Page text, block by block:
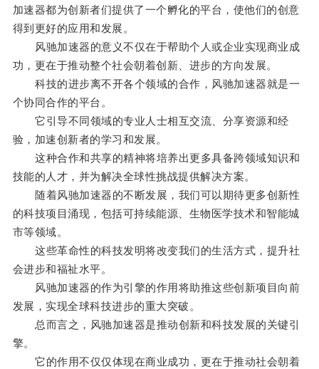
加速器都为创新者们提供了一个孵化的平台，使他们的创意
得到更好的应用和发展。
风驰加速器的意义不仅在于帮助个人或企业实现商业成
功，更在于推动整个社会朝着创新、进步的方向发展。
科技的进步离不开各个领域的合作，风驰加速器就是一
个协同合作的平台。
它引导不同领域的专业人士相互交流、分享资源和经
验，加速创新者的学习和发展。
这种合作和共享的精神将培养出更多具备跨领域知识和
技能的人才，并为解决全球性挑战提供解决方案。
随着风驰加速器的不断发展，我们可以期待更多创新性
的科技项目涌现，包括可持续能源、生物医学技术和智能城
市等领域。
这些革命性的科技发明将改变我们的生活方式，提升社
会进步和福祉水平。
风驰加速器的作为引擎的作用将助推这些创新项目向前
发展，实现全球科技进步的重大突破。
总而言之，风驰加速器是推动创新和科技发展的关键引
擎。
它的作用不仅仅体现在商业成功，更在于推动社会朝着